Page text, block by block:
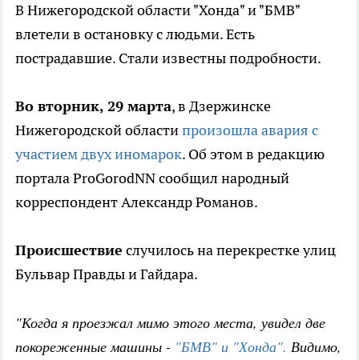
В Нижегородской области "Хонда" и "БМВ"
влетели в остановку с людьми. Есть
пострадавшие. Стали известны подробности.
Во вторник, 29 марта, в Дзержинске
Нижегородской областипроизошла авария с
участием двух иномарок. Об этом в редакцию
портала ProGorodNN сообщил народный
корреспондент Александр Романов.
Происшествие случилось на перекрестке улиц
Бульвар Правды и Гайдара.
"Когда я проезжал мимо этого места, увидел две
покореженные машины - "БМВ" и "Хонда". Видимо,